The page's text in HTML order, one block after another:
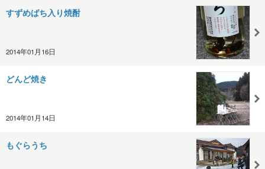
すずめばち入り焼酎
2014年01月16日
どんど焼き
2014年01月14日
もぐらうち